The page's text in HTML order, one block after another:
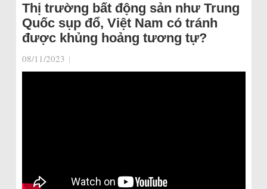
Thị trường bất động sản như Trung
Quốc sụp đổ, Việt Nam có tránh
được khủng hoảng tương tự?
08/11/2023 |